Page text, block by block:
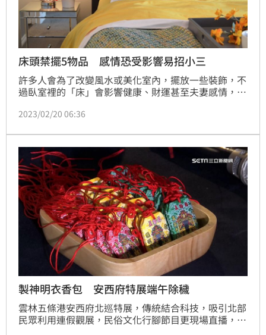
床頭禁擺5物品 感情恐受影響易招小三
許多人會為了改變風水或美化室內，擺放一些裝飾，不
過臥室裡的「床」會影響健康、財運甚至夫妻感情，尤
情不合，讓第三者有可乘之機。《科技紫微網》分享
理一下！
2023/02/20 06:36
製神明衣香包 安西府特展端午除穢
雲林五條港安西府北巡特展，傳統結合科技，吸引北部
民眾利用連假觀展，民俗文化行腳節目更現場直播，帶